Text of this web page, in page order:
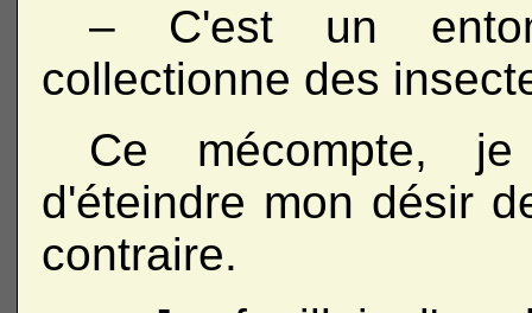
– C'est un
collectionne des
Ce mécompte,
d'éteindre mon désir
contraire.